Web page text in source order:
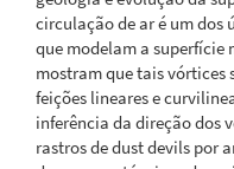
circulação de ar é um dos
que modelam a superfície
mostram que tais vórtices
feições lineares e
inferência da direção dos
rastros de dust devils por